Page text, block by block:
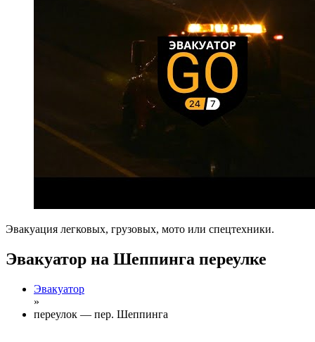
Эвакуация легковых, грузовых, мото или спецтехники.
Эвакуатор на Шеппинга переулке
Эвакуатор
»
переулок — пер. Шеппинга